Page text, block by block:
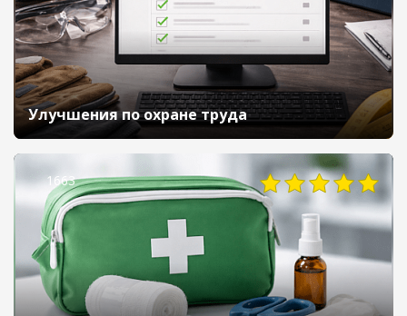
Улучшения по охране труда
1663